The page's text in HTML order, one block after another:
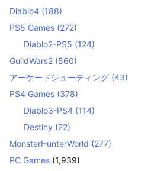
Diablo4 (188)
PS5 Games (272)
Diablo2-PS5 (124)
GuildWars2 (560)
アーケードシューティング (43)
PS4 Games (378)
Diablo3-PS4 (114)
Destiny (22)
MonsterHunterWorld (277)
PC Games (1,939)